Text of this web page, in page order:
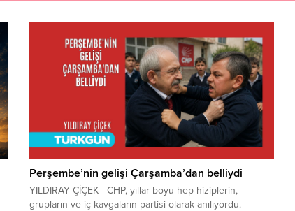
Perşembe’nin gelişi Çarşamba’dan belliydi
YILDIRAY ÇİÇEK CHP, yıllar boyu hep hiziplerin,
grupların ve iç kavgaların partisi olarak anılıyordu.